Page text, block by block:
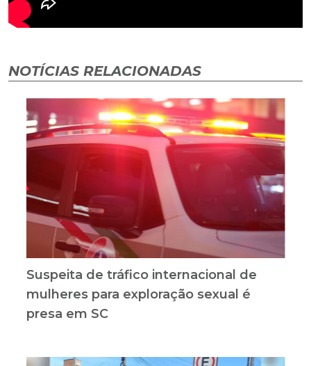
NOTÍCIAS RELACIONADAS
Suspeita de tráfico internacional de
mulheres para exploração sexual é
presa em SC